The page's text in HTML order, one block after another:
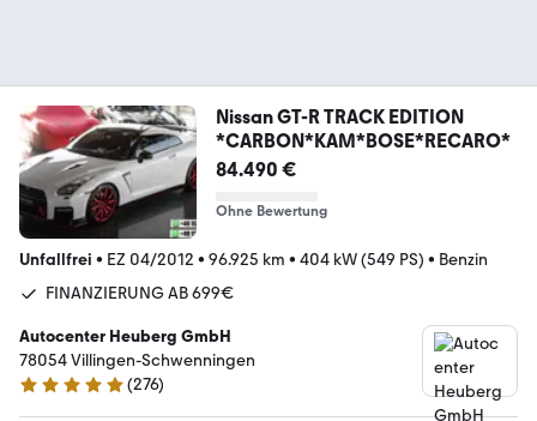
Nissan GT-R TRACK EDITION
*CARBON*KAM*BOSE*RECARO*
84.490 €
Ohne Bewertung
Unfallfrei • EZ 04/2012 • 96.925 km • 404 kW (549 PS) • Benzin
FINANZIERUNG AB 699€
Autocenter Heuberg GmbH
78054 Villingen-Schwenningen
5 Sterne
(276)